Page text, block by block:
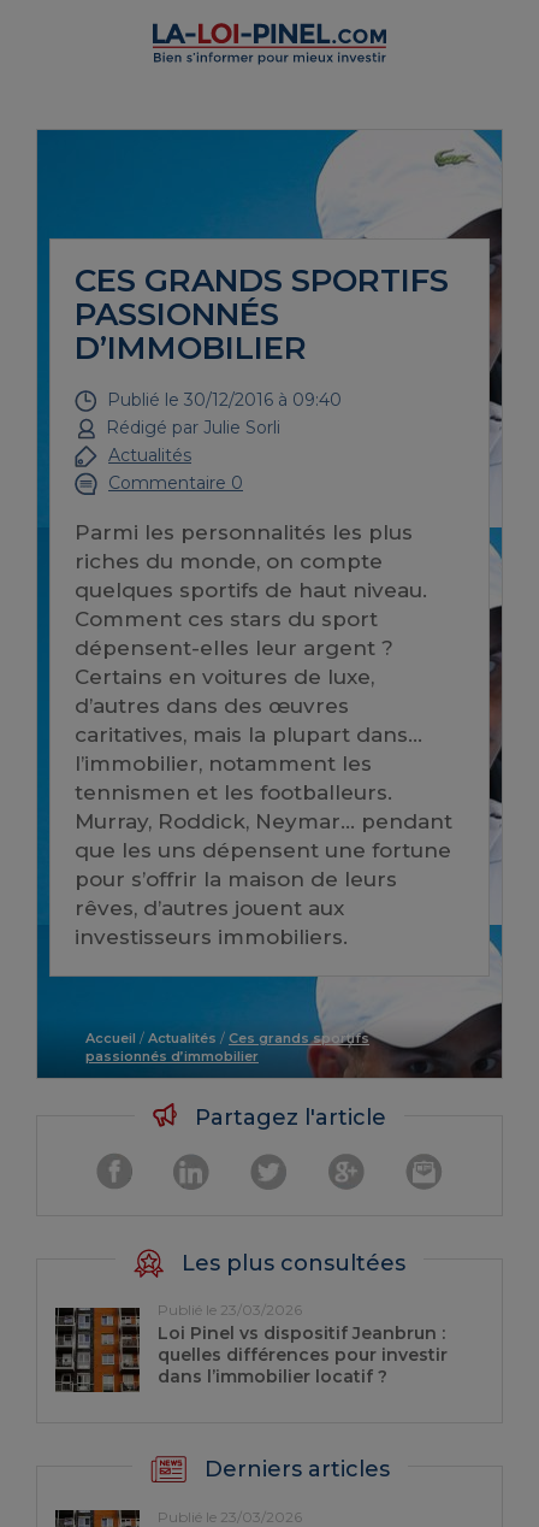
CES GRANDS SPORTIFS
PASSIONNÉS
D’IMMOBILIER
Publié le 30/12/2016 à 09:40
Rédigé par Julie Sorli
Actualités
Commentaire 0
Parmi les personnalités les plus
riches du monde, on compte
quelques sportifs de haut niveau.
Comment ces stars du sport
dépensent-elles leur argent ?
Certains en voitures de luxe,
d’autres dans des œuvres
caritatives, mais la plupart dans…
l’immobilier, notamment les
tennismen et les footballeurs.
Murray, Roddick, Neymar… pendant
que les uns dépensent une fortune
pour s’offrir la maison de leurs
rêves, d’autres jouent aux
investisseurs immobiliers.
Accueil / Actualités / Ces grands sportifs
passionnés d’immobilier
Partagez l'article
Les plus consultées
Publié le 23/03/2026
Loi Pinel vs dispositif Jeanbrun :
quelles différences pour investir
dans l’immobilier locatif ?
Derniers articles
Publié le 23/03/2026